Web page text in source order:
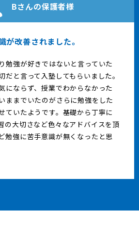
Bさんの保護者様
が改善されました。
勉強が好きではないと言っていた
だと言って入塾してもらいました。
にならず、授業でわからなかった
ままでいたのがさらに勉強をした
ていたようです。基礎から丁寧に
の大切さなど色々なアドバイスを頂
勉強に苦手意識が無くなったと思